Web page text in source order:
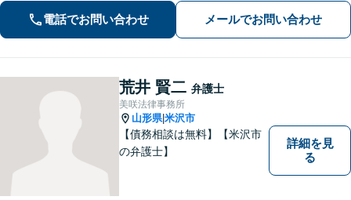
電話でお問い合わせ メールでお問い合わせ
荒井 賢二 弁護士
美咲法律事務所
山形県|米沢市
【債務相談は無料】【米沢市
の弁護士】
詳細を見
る